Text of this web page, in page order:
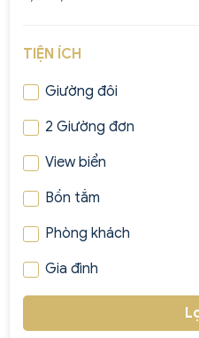
TIỆN ÍCH
Giường đôi
2 Giường đơn
View biển
Bồn tắm
Phòng khách
Gia đình